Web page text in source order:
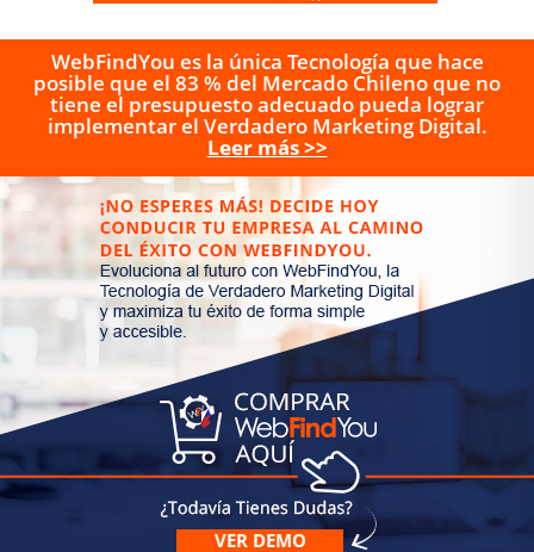
WebFindYou es la única Tecnología que hace
posible que el 83 % del Mercado Chileno que no
tiene el presupuesto adecuado pueda lograr
implementar el Verdadero Marketing Digital.
Leer más >>
VER DEMO